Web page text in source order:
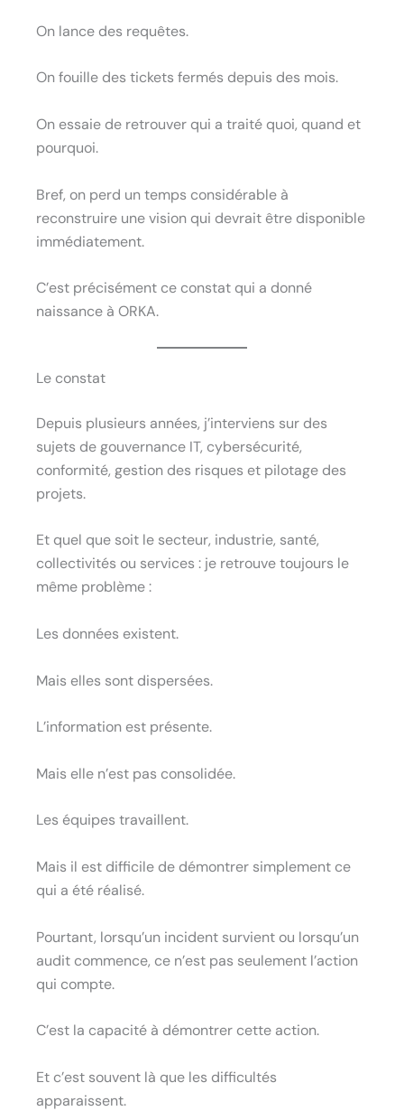
On lance des requêtes.
On fouille des tickets fermés depuis des mois.
On essaie de retrouver qui a traité quoi, quand et
pourquoi.
Bref, on perd un temps considérable à
reconstruire une vision qui devrait être disponible
immédiatement.
C’est précisément ce constat qui a donné
naissance à ORKA.
Le constat
Depuis plusieurs années, j’interviens sur des
sujets de gouvernance IT, cybersécurité,
conformité, gestion des risques et pilotage des
projets.
Et quel que soit le secteur, industrie, santé,
collectivités ou services : je retrouve toujours le
même problème :
Les données existent.
Mais elles sont dispersées.
L’information est présente.
Mais elle n’est pas consolidée.
Les équipes travaillent.
Mais il est difficile de démontrer simplement ce
qui a été réalisé.
Pourtant, lorsqu’un incident survient ou lorsqu’un
audit commence, ce n’est pas seulement l’action
qui compte.
C’est la capacité à démontrer cette action.
Et c’est souvent là que les difficultés
apparaissent.